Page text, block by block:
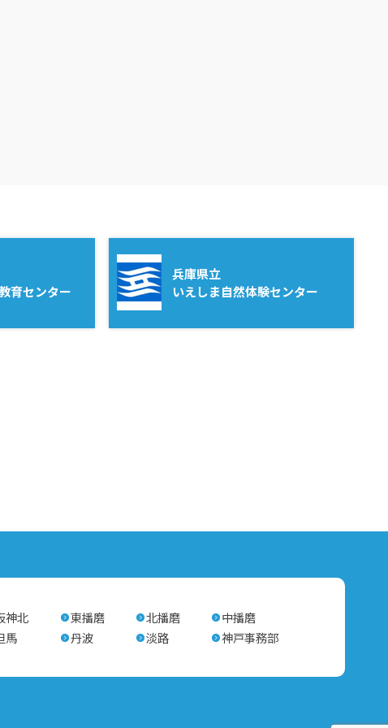
育センター
兵庫県立
いえしま自然体験センター
神北 東播磨 北播磨
中播磨
馬 丹波 淡路 神戸事務部